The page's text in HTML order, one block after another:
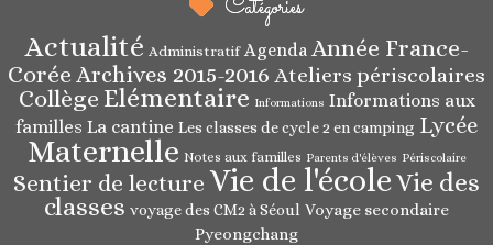
Catégories
Actualité Administratif Agenda Année France-
Corée Archives 2015-2016 Ateliers périscolaires
Collège Elémentaire Informations Informations aux
familles La cantine Les classes de cycle 2 en camping Lycée
Maternelle Notes aux familles Parents d'élèves Périscolaire
Sentier de lecture Vie de l'écoleVie des
classes voyage des CM2 à Séoul Voyage secondaire
Pyeongchang